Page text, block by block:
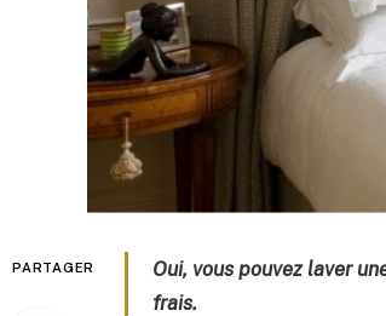
PARTAGER
Oui, vous pouvez laver
frais.